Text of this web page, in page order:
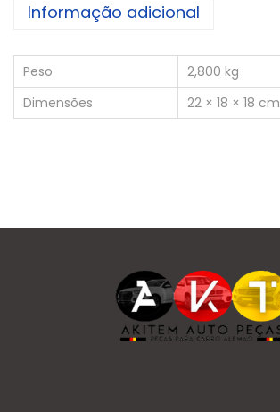
Informação adicional
Peso
2,800 kg
Dimensões
22 × 18 × 18 cm